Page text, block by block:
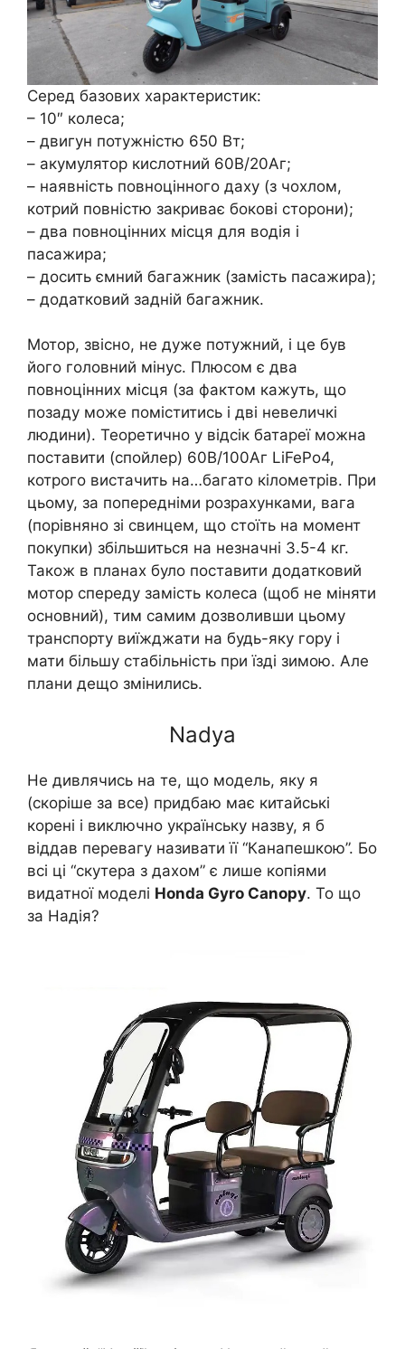
Серед базових характеристик:
– 10″ колеса;
– двигун потужністю 650 Вт;
– акумулятор кислотний 60В/20Аг;
– наявність повноцінного даху (з чохлом,
котрий повністю закриває бокові сторони);
– два повноцінних місця для водія і
пасажира;
– досить ємний багажник (замість пасажира);
– додатковий задній багажник.
Мотор, звісно, не дуже потужний, і це був
його головний мінус. Плюсом є два
повноцінних місця (за фактом кажуть, що
позаду може поміститись і дві невеличкі
людини). Теоретично у відсік батареї можна
поставити (спойлер) 60В/100Аг LiFePo4,
котрого вистачить на…багато кілометрів. При
цьому, за попередніми розрахунками, вага
(порівняно зі свинцем, що стоїть на момент
покупки) збільшиться на незначні 3.5-4 кг.
Також в планах було поставити додатковий
мотор спереду замість колеса (щоб не міняти
основний), тим самим дозволивши цьому
транспорту виїжджати на будь-яку гору і
мати більшу стабільність при їзді зимою. Але
плани дещо змінились.
Nadya
Не дивлячись на те, що модель, яку я
(скоріше за все) придбаю має китайські
корені і виключно українську назву, я б
віддав перевагу називати її “Канапешкою”. Бо
всі ці “скутера з дахом” є лише копіями
видатної моделі Honda Gyro Canopy. То що
за Надія?